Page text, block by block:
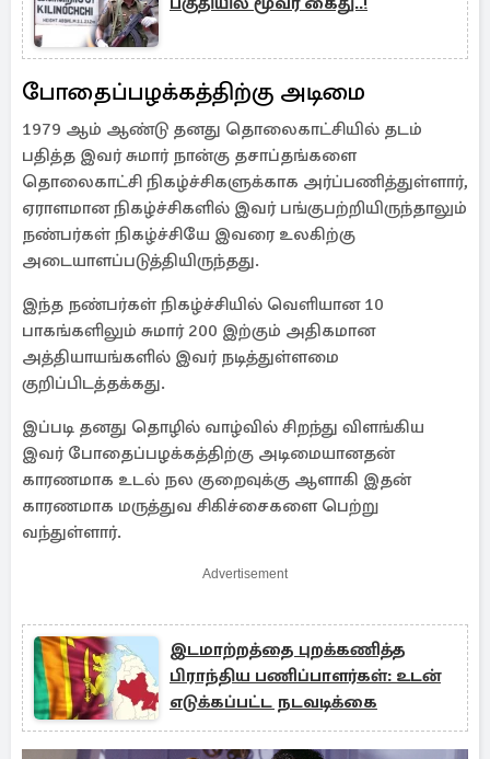
போதைப்பழக்கத்திற்கு அடிமை
1979 ஆம் ஆண்டு தனது தொலைகாட்சியில் தடம்
பதித்த இவர் சுமார் நான்கு தசாப்தங்களை
தொலைகாட்சி நிகழ்ச்சிகளுக்காக அர்ப்பணித்துள்ளார்,
ஏராளமான நிகழ்ச்சிகளில் இவர் பங்குபற்றியிருந்தாலும்
நண்பர்கள் நிகழ்ச்சியே இவரை உலகிற்கு
அடையாளப்படுத்தியிருந்தது.
இந்த நண்பர்கள் நிகழ்ச்சியில் வெளியான 10
பாகங்களிலும் சுமார் 200 இற்கும் அதிகமான
அத்தியாயங்களில் இவர் நடித்துள்ளமை
குறிப்பிடத்தக்கது.
இப்படி தனது தொழில் வாழ்வில் சிறந்து விளங்கிய
இவர் போதைப்பழக்கத்திற்கு அடிமையானதன்
காரணமாக உடல் நல குறைவுக்கு ஆளாகி இதன்
காரணமாக மருத்துவ சிகிச்சைகளை பெற்று
வந்துள்ளார்.
Advertisement
இடமாற்றத்தை புறக்கணித்த
பிராந்திய பணிப்பாளர்கள்: உடன்
எடுக்கப்பட்ட நடவடிக்கை